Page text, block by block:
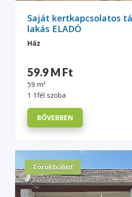
Saját kertkapcsolatos
lakás ELADÓ
Ház
59.9 M Ft
59 m²
1 1fél szoba
BŐVEBBEN
Törökbálint